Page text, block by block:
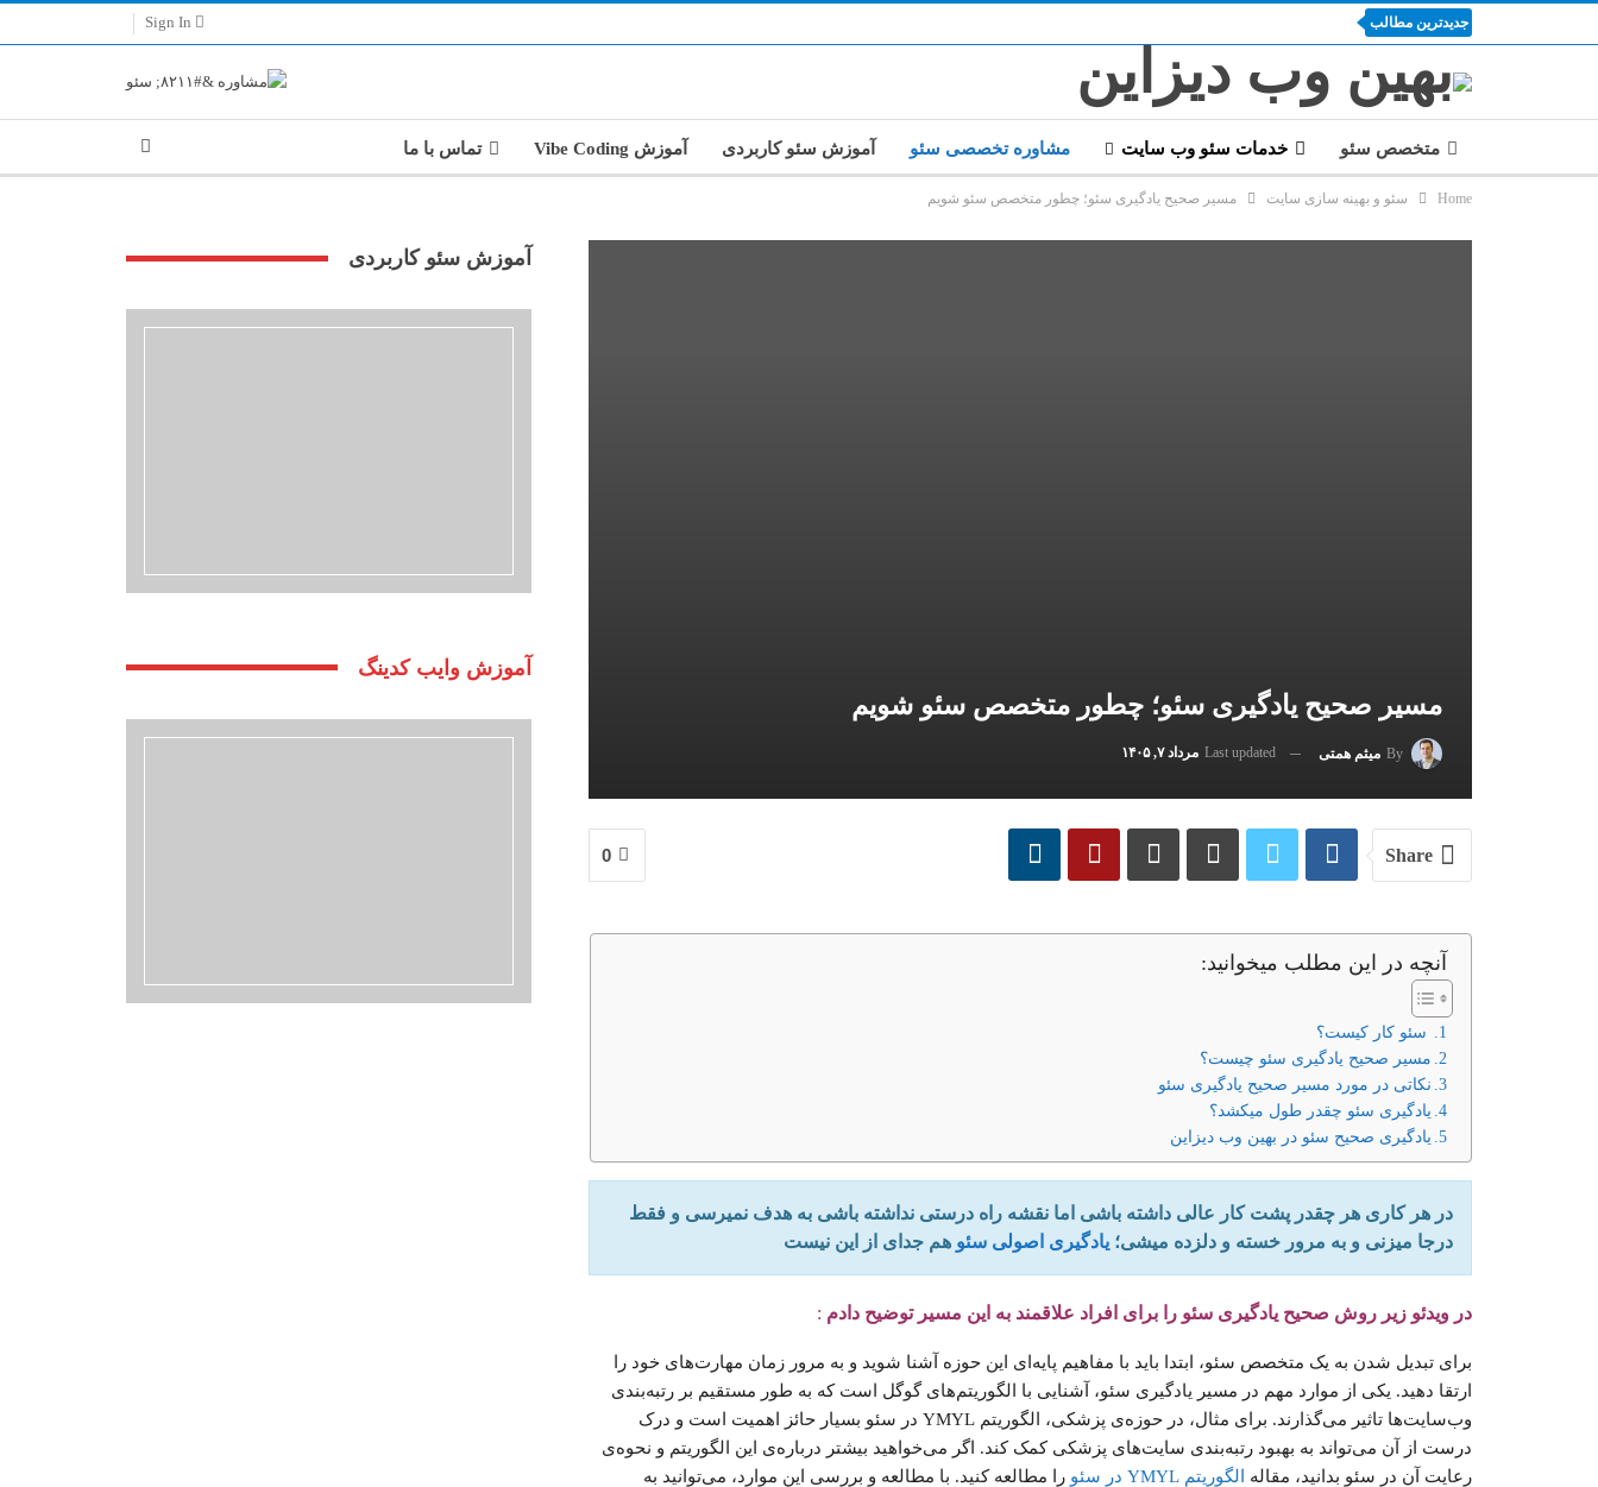
جدیدترین مطالب
متخصص سئو خدمات سئو وب سایت مشاوره تخصصی سئو آموزش سئو کاربردی آموزش Vibe Coding تماس با ما
Home سئو و بهینه سازی سایت مسیر صحیح یادگیری سئو؛ چطور متخصص سئو شویم
مسیر صحیح یادگیری سئو؛ چطور متخصص سئو شویم
By میثم همتی Last updated مرداد ۷, ۱۴۰۵
0 Share
آنچه در این مطلب میخوانید:
‌ سئو کار کیست؟
مسیر صحیح یادگیری سئو چیست؟
نکاتی در مورد مسیر صحیح یادگیری سئو
یادگیری سئو چقدر طول میکشد؟
یادگیری صحیح سئو در بهین وب دیزاین
در هر کاری هر چقدر پشت کار عالی داشته باشی اما نقشه راه درستی نداشته باشی به هدف نمیرسی و فقط
درجا میزنی و به مرور خسته و دلزده میشی؛ یادگیری اصولی سئو هم جدای از این نیست
در ویدئو زیر روش صحیح یادگیری سئو را برای افراد علاقمند به این مسیر توضیح دادم :
برای تبدیل شدن به یک متخصص سئو، ابتدا باید با مفاهیم پایه‌ای این حوزه آشنا شوید و به مرور زمان مهارت‌های خود را
ارتقا دهید. یکی از موارد مهم در مسیر یادگیری سئو، آشنایی با الگوریتم‌های گوگل است که به طور مستقیم بر رتبه‌بندی
وب‌سایت‌ها تاثیر می‌گذارند. برای مثال، در حوزه‌ی پزشکی، الگوریتم YMYL در سئو بسیار حائز اهمیت است و درک
درست از آن می‌تواند به بهبود رتبه‌بندی سایت‌های پزشکی کمک کند. اگر می‌خواهید بیشتر درباره‌ی این الگوریتم و نحوه‌ی
رعایت آن در سئو بدانید، مقاله
الگوریتم YMYL در سئو
را مطالعه کنید. با مطالعه و بررسی این موارد، می‌توانید به
آموزش سئو کاربردی
آموزش وایب کدینگ